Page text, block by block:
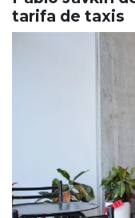
tarifa de taxis